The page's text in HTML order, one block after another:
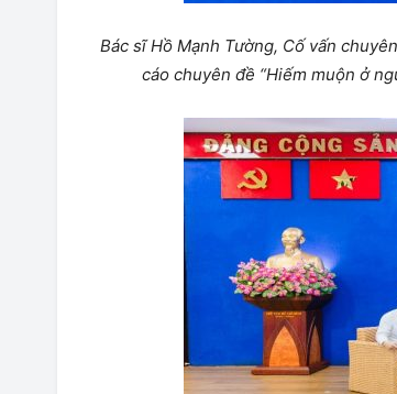
Bác sĩ Hồ Mạnh Tường, Cố vấn
cáo chuyên đề “Hiếm muộn ở